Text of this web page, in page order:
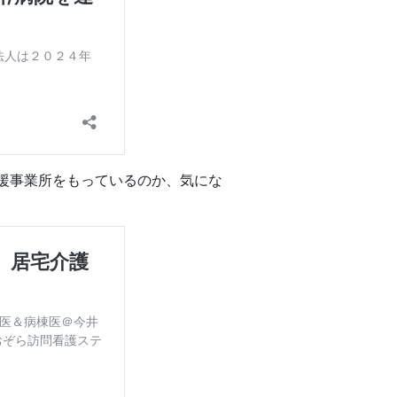
事業所をもっているのか、気にな